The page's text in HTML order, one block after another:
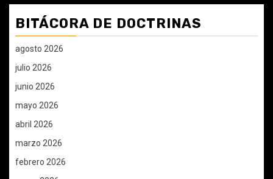
BITÁCORA DE DOCTRINAS
agosto 2026
julio 2026
junio 2026
mayo 2026
abril 2026
marzo 2026
febrero 2026